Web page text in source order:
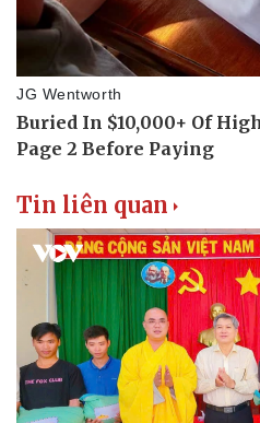
Tin liên quan